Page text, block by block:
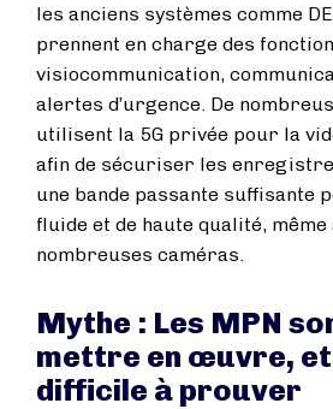
les anciens systèmes comme
prennent en charge des
visiocommunication,
alertes d’urgence. De
utilisent la 5G privée pour la
afin de sécuriser les
une bande passante suffisante
fluide et de haute qualité, même
nombreuses caméras.
Mythe : Les MPN
mettre en œuvre, et
difficile à prouver